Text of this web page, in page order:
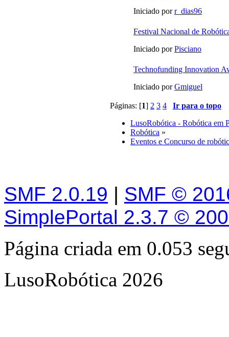
Iniciado porr_dias96
Festival Nacional de
Iniciado porPisciano
Technofunding Innovation
Iniciado porGmiguel
Páginas: [1] 2 3 4
Ir para o topo
LusoRobótica - Robótica em
Robótica »
Eventos e Concurso de
SMF 2.0.19 | SMF ©
SimplePortal 2.3.7 ©
Página criada em 0.053
LusoRobótica 2026